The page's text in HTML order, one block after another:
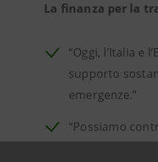
La finanza per la
“Oggi, l’Italia e
supporto
emergenze.”
“Possiamo